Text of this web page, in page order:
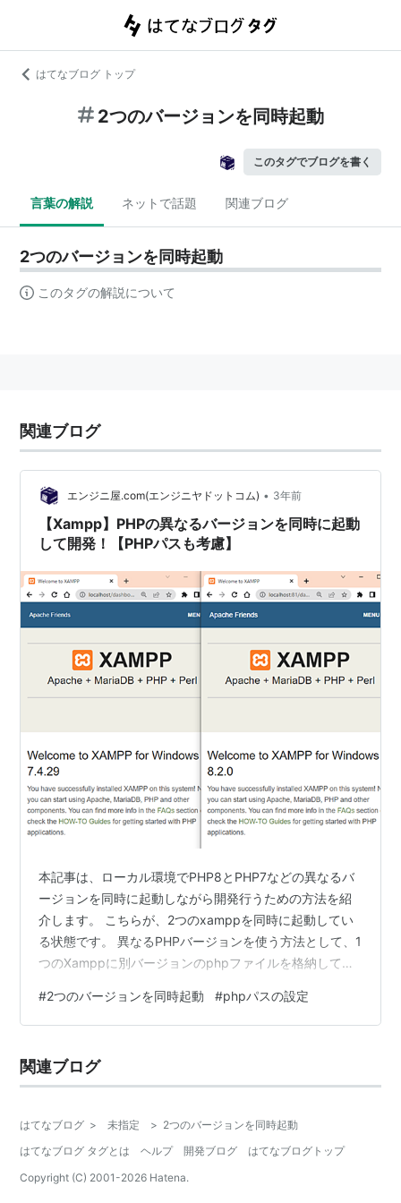
はてなブログ トップ
2つのバージョンを同時起動
このタグでブログを書く
言葉の解説 ネットで話題 関連ブログ
2つのバージョンを同時起動
このタグの解説について
関連ブログ
エンジニ屋.com(エンジニヤドットコム) • 3年前
【Xampp】PHPの異なるバージョンを同時に起動
して開発！【PHPパスも考慮】
本記事は、ローカル環境でPHP8とPHP7などの異なるバ
ージョンを同時に起動しながら開発行うための方法を紹
介します。 こちらが、2つのxamppを同時に起動してい
る状態です。 異なるPHPバージョンを使う方法として、1
つのXamppに別バージョンのphpファイルを格納してシ
バージョンをあまり使用しないのであればそれで良いと
思いますが、 例えばLaravel7(PHP7)とLaravel8(PHP8)
ことが出来ずに不便です。 Dockerを使うというのも1つ
の手はありますが、プロジェクトによって…
#2つのバージョンを同時起動 #phpパスの設定
関連ブログ
はてなブログ > 未指定 > 2つのバージョンを同時起動
はてなブログ タグとは
ヘルプ 開発ブログ
はてなブログトップ
Copyright (C) 2001-2026 Hatena.